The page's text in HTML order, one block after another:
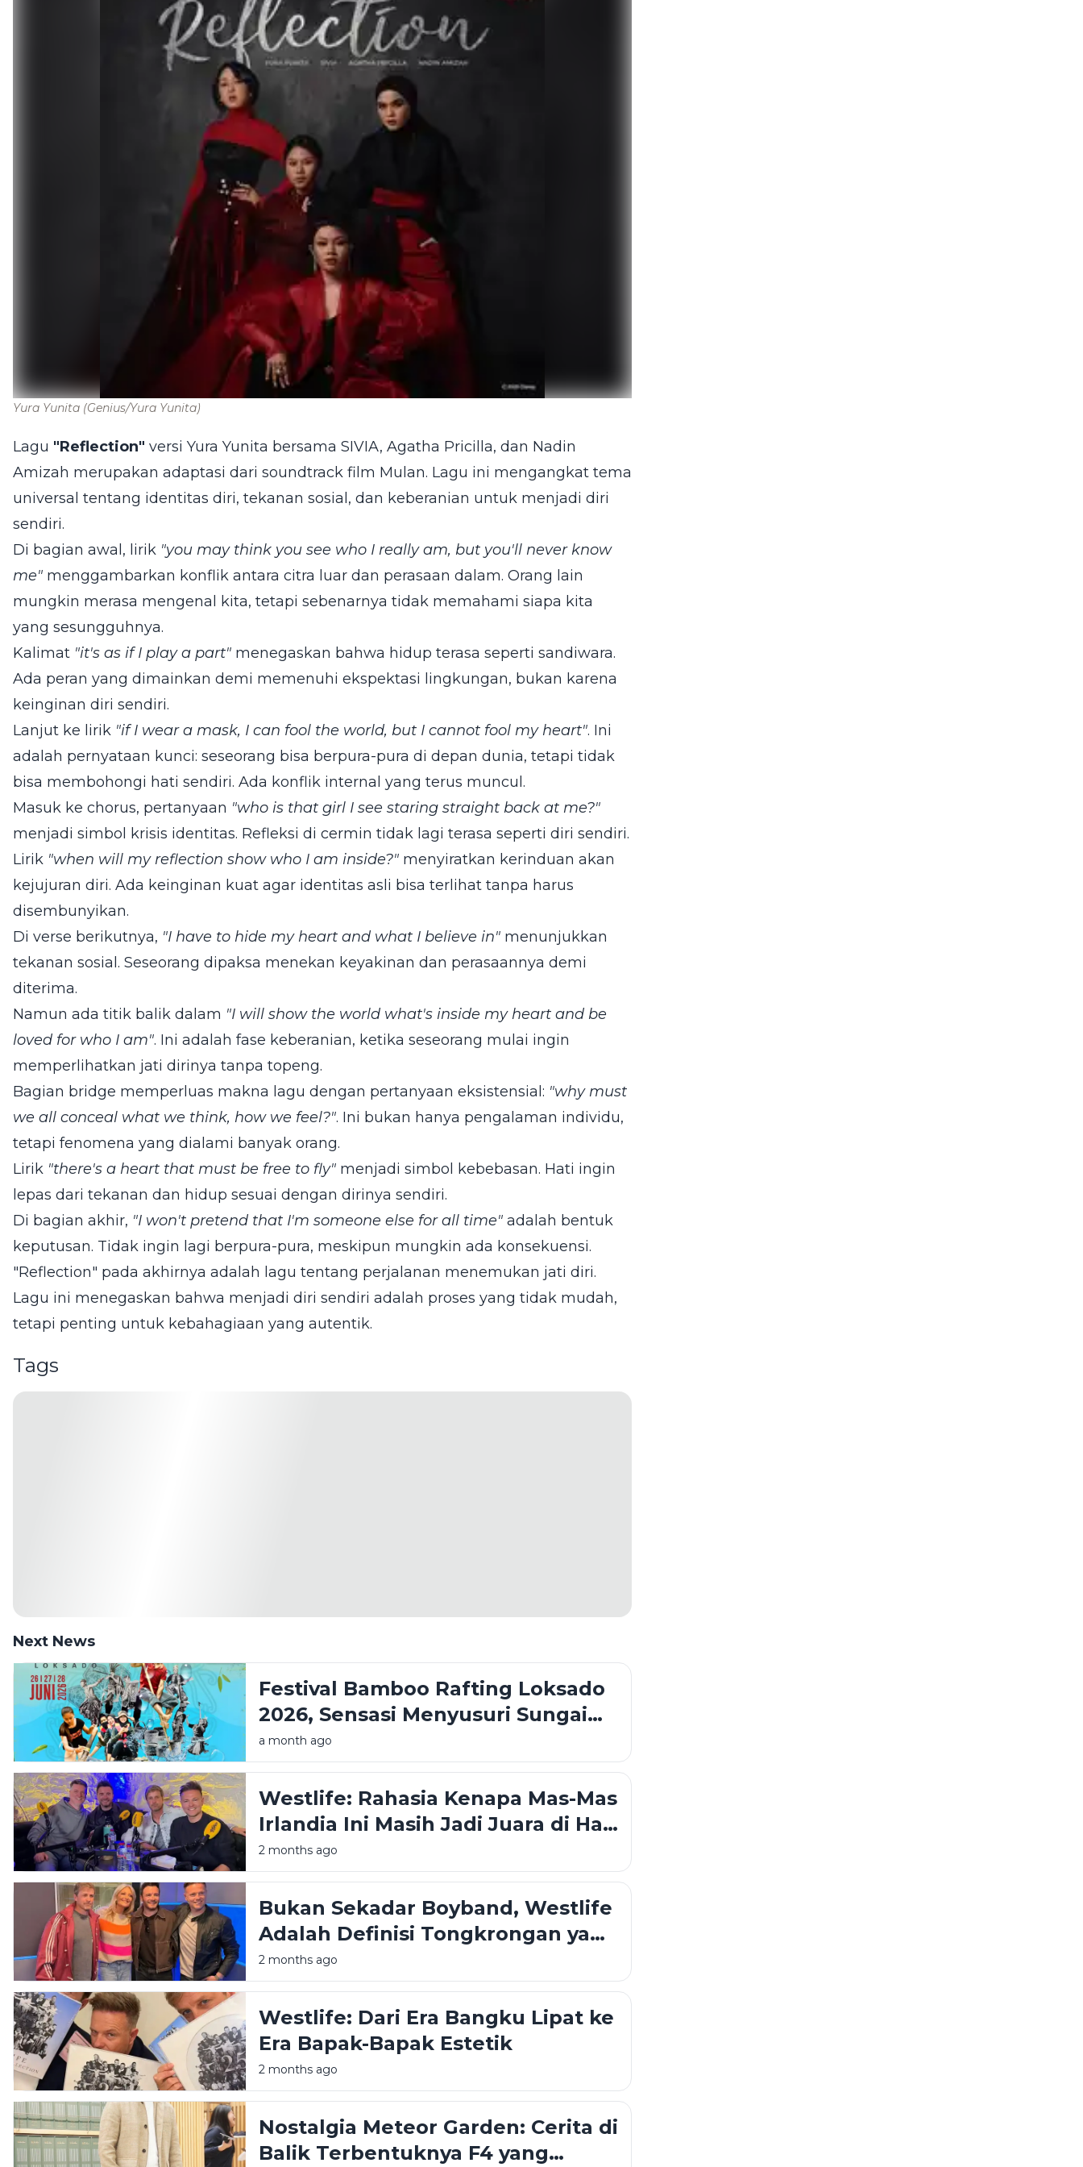
Yura Yunita (Genius/Yura Yunita)
Lagu "Reflection" versi Yura Yunita bersama SIVIA, Agatha Pricilla, dan Nadin
Amizah merupakan adaptasi dari soundtrack film Mulan. Lagu ini mengangkat tema
universal tentang identitas diri, tekanan sosial, dan keberanian untuk menjadi diri
sendiri.
Di bagian awal, lirik "you may think you see who I really am, but you'll never know
me" menggambarkan konflik antara citra luar dan perasaan dalam. Orang lain
mungkin merasa mengenal kita, tetapi sebenarnya tidak memahami siapa kita
yang sesungguhnya.
Kalimat "it's as if I play a part" menegaskan bahwa hidup terasa seperti sandiwara.
Ada peran yang dimainkan demi memenuhi ekspektasi lingkungan, bukan karena
keinginan diri sendiri.
Lanjut ke lirik "if I wear a mask, I can fool the world, but I cannot fool my heart". Ini
adalah pernyataan kunci: seseorang bisa berpura-pura di depan dunia, tetapi tidak
bisa membohongi hati sendiri. Ada konflik internal yang terus muncul.
Masuk ke chorus, pertanyaan "who is that girl I see staring straight back at me?"
menjadi simbol krisis identitas. Refleksi di cermin tidak lagi terasa seperti diri sendiri.
Lirik "when will my reflection show who I am inside?" menyiratkan kerinduan akan
kejujuran diri. Ada keinginan kuat agar identitas asli bisa terlihat tanpa harus
disembunyikan.
Di verse berikutnya, "I have to hide my heart and what I believe in" menunjukkan
tekanan sosial. Seseorang dipaksa menekan keyakinan dan perasaannya demi
diterima.
Namun ada titik balik dalam "I will show the world what's inside my heart and be
loved for who I am". Ini adalah fase keberanian, ketika seseorang mulai ingin
memperlihatkan jati dirinya tanpa topeng.
Bagian bridge memperluas makna lagu dengan pertanyaan eksistensial: "why must
we all conceal what we think, how we feel?". Ini bukan hanya pengalaman individu,
tetapi fenomena yang dialami banyak orang.
Lirik "there's a heart that must be free to fly" menjadi simbol kebebasan. Hati ingin
lepas dari tekanan dan hidup sesuai dengan dirinya sendiri.
Di bagian akhir, "I won't pretend that I'm someone else for all time" adalah bentuk
keputusan. Tidak ingin lagi berpura-pura, meskipun mungkin ada konsekuensi.
"Reflection" pada akhirnya adalah lagu tentang perjalanan menemukan jati diri.
Lagu ini menegaskan bahwa menjadi diri sendiri adalah proses yang tidak mudah,
tetapi penting untuk kebahagiaan yang autentik.
Tags
Next News
Festival Bamboo Rafting Loksado
2026, Sensasi Menyusuri Sungai
Amandit dengan Rakit Bambu di
Pegunungan Meratus
a month ago
Westlife: Rahasia Kenapa Mas-Mas
Irlandia Ini Masih Jadi Juara di Hati
Kita
2 months ago
Bukan Sekadar Boyband, Westlife
Adalah Definisi Tongkrongan yang
Menolak Bubar
2 months ago
Westlife: Dari Era Bangku Lipat ke
Era Bapak-Bapak Estetik
2 months ago
Nostalgia Meteor Garden: Cerita di
Balik Terbentuknya F4 yang